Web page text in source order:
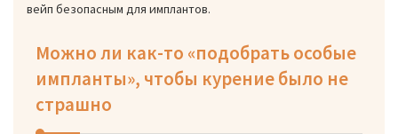
вейп безопасным для имплантов.
Можно ли как-то «подобрать особые
импланты», чтобы курение было не
страшно